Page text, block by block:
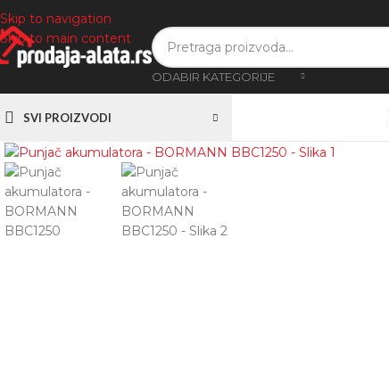
Skip to navigation
Skip to main content
ODABIR KATEGORIJE
SVI PROIZVODI
Zumiranje